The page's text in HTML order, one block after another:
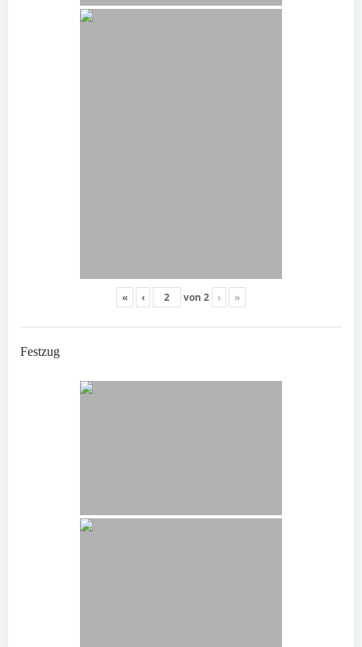
« ‹ von 2 › »
Festzug